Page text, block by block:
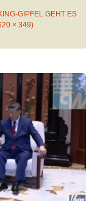
GIPFEL GEHT ES
× 349)